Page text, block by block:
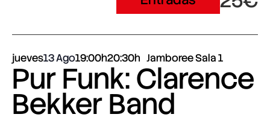
jueves13 Ago19:00h20:30h Jamboree Sala 1
Pur Funk: Clarence
Bekker Band